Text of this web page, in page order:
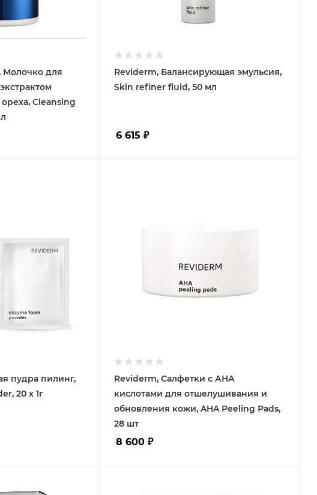
Молочко для
Cleansing
Reviderm, Балансирующая эмульсия,
Skin refiner fluid, 50 мл
6 615 ₽
пудра пилинг,
20 х 1г
Reviderm, Салфетки с АНА
кислотами для отшелушивания и
обновления кожи, AHA Peeling Pads,
28 шт
8 600 ₽